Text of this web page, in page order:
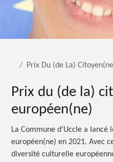
Prix Du (de La)
Prix du (de la)
européen(ne)
La Commune d’Uccle a
européen(ne) en 2021. Avec
diversité culturelle